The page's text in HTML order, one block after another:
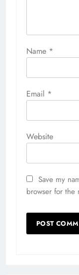
Name *
Email *
Website
Save my
browser for the